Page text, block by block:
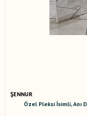
ŞENNUR
Özel Pleksi İsimli, Anı